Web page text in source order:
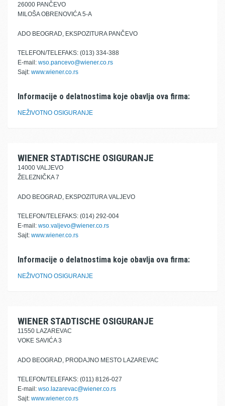
26000 PANČEVO
MILOŠA OBRENOVIĆA 5-A
ADO BEOGRAD, EKSPOZITURA PANČEVO
TELEFON/TELEFAKS: (013) 334-388
E-mail: wso.pancevo@wiener.co.rs
Sajt: www.wiener.co.rs
Informacije o delatnostima koje obavlja ova firma:
NEŽIVOTNO OSIGURANJE
WIENER STADTISCHE OSIGURANJE
14000 VALJEVO
ŽELEZNIČKA 7
ADO BEOGRAD, EKSPOZITURA VALJEVO
TELEFON/TELEFAKS: (014) 292-004
E-mail: wso.valjevo@wiener.co.rs
Sajt: www.wiener.co.rs
Informacije o delatnostima koje obavlja ova firma:
NEŽIVOTNO OSIGURANJE
WIENER STADTISCHE OSIGURANJE
11550 LAZAREVAC
VOKE SAVIĆA 3
ADO BEOGRAD, PRODAJNO MESTO LAZAREVAC
TELEFON/TELEFAKS: (011) 8126-027
E-mail: wso.lazarevac@wiener.co.rs
Sajt: www.wiener.co.rs